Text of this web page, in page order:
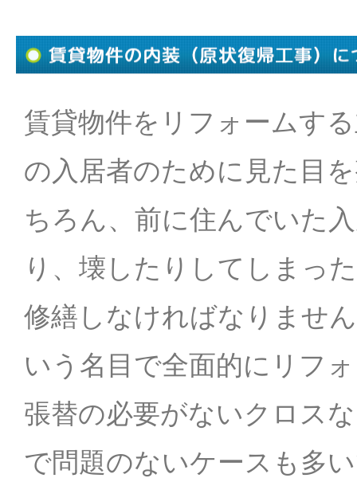
賃貸物件をリフォームす
の入居者のために見た目
ちろん、前に住んでいた
り、壊したりしてしまっ
修繕しなければなりませ
いう名目で全面的にリフ
張替の必要がないクロス
で問題のないケースも多